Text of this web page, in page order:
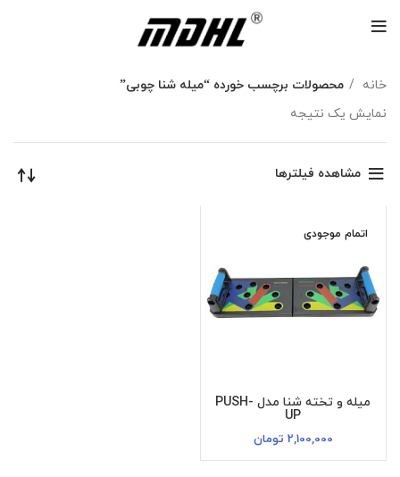
خانه
محصولات برچسب خورده “میله شنا چوبی”
نمایش یک نتیجه
مشاهده فیلترها
اتمام موجودی
میله و تخته شنا مدل PUSH-
UP
2,100,000 تومان